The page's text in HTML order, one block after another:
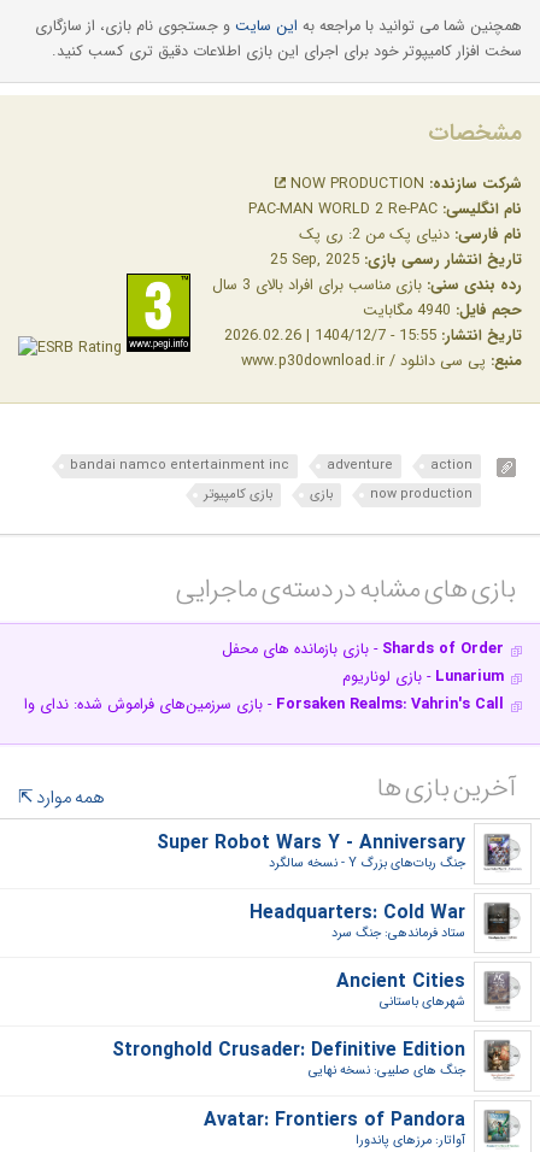
همچنین شما می توانید با مراجعه به این سایت و جستجوی نام بازی، از سازگاری
سخت افزار کامیپوتر خود برای اجرای این بازی اطلاعات دقیق تری کسب کنید.
مشخصات
شرکت سازنده:
نام انگلیسی:
نام فارسی: دنیای پک من 2: ری پک
تاریخ انتشار رسمی بازی:
رده بندی سنی: بازی مناسب برای افراد بالای 3 سال
حجم فایل:
تاریخ انتشار:
منبع: پی سی دانلود / www.p30download.ir
action
adventure
bandai namco entertainment inc
now production
بازی بازی کامپیوتر
بازی های مشابه در دسته‌ی‌ ماجرایی‎
Shards of Order - بازی بازمانده های محفل
Lunarium - بازی لوناریوم
Forsaken Realms: Vahrin's Call - بازی سرزمین‌های فراموش شده: ندای
آخرین بازی ها
همه موارد
Super Robot Wars Y - Anniversary
جنگ ربات‌های بزرگ Y - نسخه سالگرد‎
Headquarters: Cold War
ستاد فرماندهی: جنگ سرد‎
Ancient Cities
شهرهای باستانی‎
Stronghold Crusader: Definitive Edition
جنگ های صلیبی: نسخه نهایی‎
Avatar: Frontiers of Pandora
آواتار: مرزهای پاندورا‎